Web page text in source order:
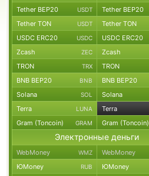
Tether BEP20 USDT Tether BEP20
Tether TON USDT Tether TON
USDC ERC20 USDC USDC ERC20
Zcash ZEC Zcash
TRON TRX TRON
BNB BEP20 BNB BNB BEP20
Solana SOL Solana
Terra LUNA Terra
Gram (Toncoin) GRAM Gram (Toncoin)
Электронные деньги
WebMoney WMZ WebMoney
ЮMoney RUB ЮMoney